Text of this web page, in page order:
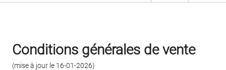
Conditions générales de vente
(mise à jour le 16-01-2026)